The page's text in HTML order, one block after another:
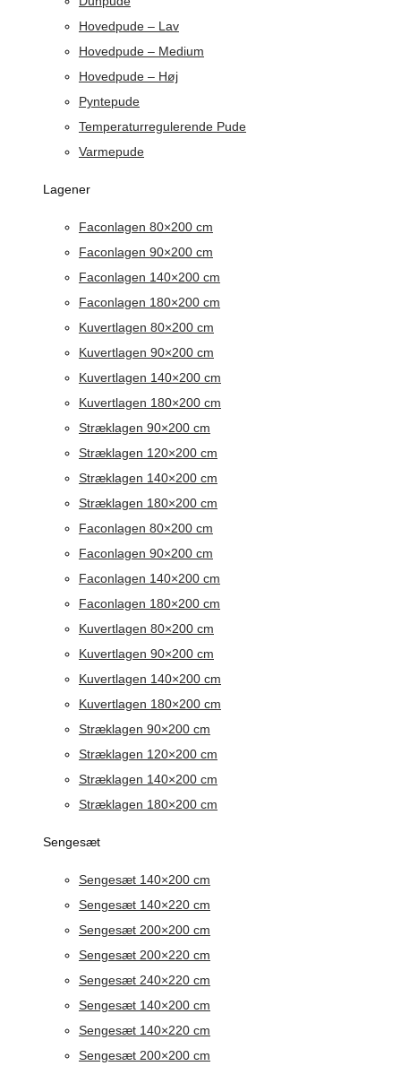
Hovedpude – Lav
Hovedpude – Medium
Hovedpude – Høj
Pyntepude
Temperaturregulerende Pude
Varmepude
Lagener
Faconlagen 80×200 cm
Faconlagen 90×200 cm
Faconlagen 140×200 cm
Faconlagen 180×200 cm
Kuvertlagen 80×200 cm
Kuvertlagen 90×200 cm
Kuvertlagen 140×200 cm
Kuvertlagen 180×200 cm
Stræklagen 90×200 cm
Stræklagen 120×200 cm
Stræklagen 140×200 cm
Stræklagen 180×200 cm
Faconlagen 80×200 cm
Faconlagen 90×200 cm
Faconlagen 140×200 cm
Faconlagen 180×200 cm
Kuvertlagen 80×200 cm
Kuvertlagen 90×200 cm
Kuvertlagen 140×200 cm
Kuvertlagen 180×200 cm
Stræklagen 90×200 cm
Stræklagen 120×200 cm
Stræklagen 140×200 cm
Stræklagen 180×200 cm
Sengesæt
Sengesæt 140×200 cm
Sengesæt 140×220 cm
Sengesæt 200×200 cm
Sengesæt 200×220 cm
Sengesæt 240×220 cm
Sengesæt 140×200 cm
Sengesæt 140×220 cm
Sengesæt 200×200 cm